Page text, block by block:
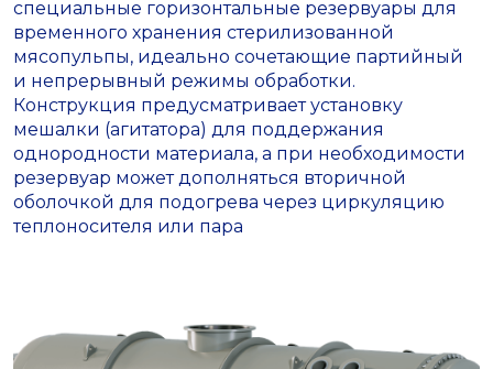
специальные горизонтальные резервуары для
временного хранения стерилизованной
мясопульпы, идеально сочетающие партийный
и непрерывный режимы обработки.
Конструкция предусматривает установку
мешалки (агитатора) для поддержания
однородности материала, а при необходимости
резервуар может дополняться вторичной
оболочкой для подогрева через циркуляцию
теплоносителя или пара